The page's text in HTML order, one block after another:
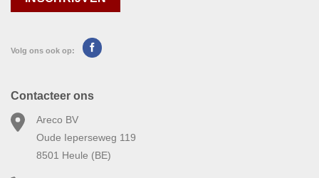
Volg ons ook op:
Contacteer ons
Areco BV
Oude Ieperseweg 119
8501 Heule (BE)